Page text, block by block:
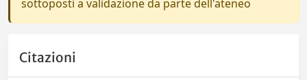
sottoposti a validazione da parte dell'ateneo
Citazioni